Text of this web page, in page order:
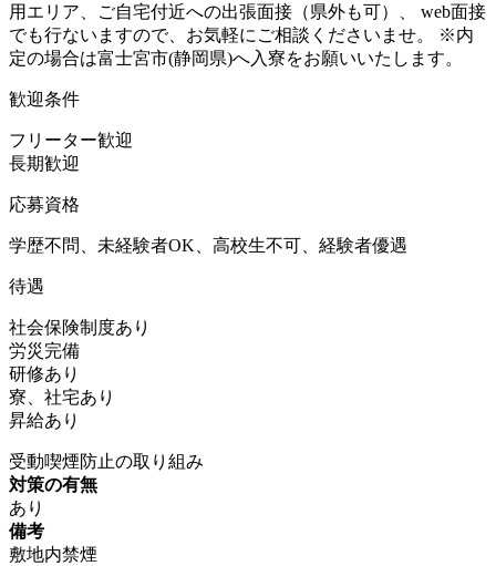
用エリア、ご自宅付近への出張面接（県外も可）、 web面接
でも行ないますので、お気軽にご相談くださいませ。 ※内
定の場合は富士宮市(静岡県)へ入寮をお願いいたします。
歓迎条件
フリーター歓迎
長期歓迎
応募資格
学歴不問、未経験者OK、高校生不可、経験者優遇
待遇
社会保険制度あり
労災完備
研修あり
寮、社宅あり
昇給あり
受動喫煙防止の取り組み
対策の有無
あり
備考
敷地内禁煙